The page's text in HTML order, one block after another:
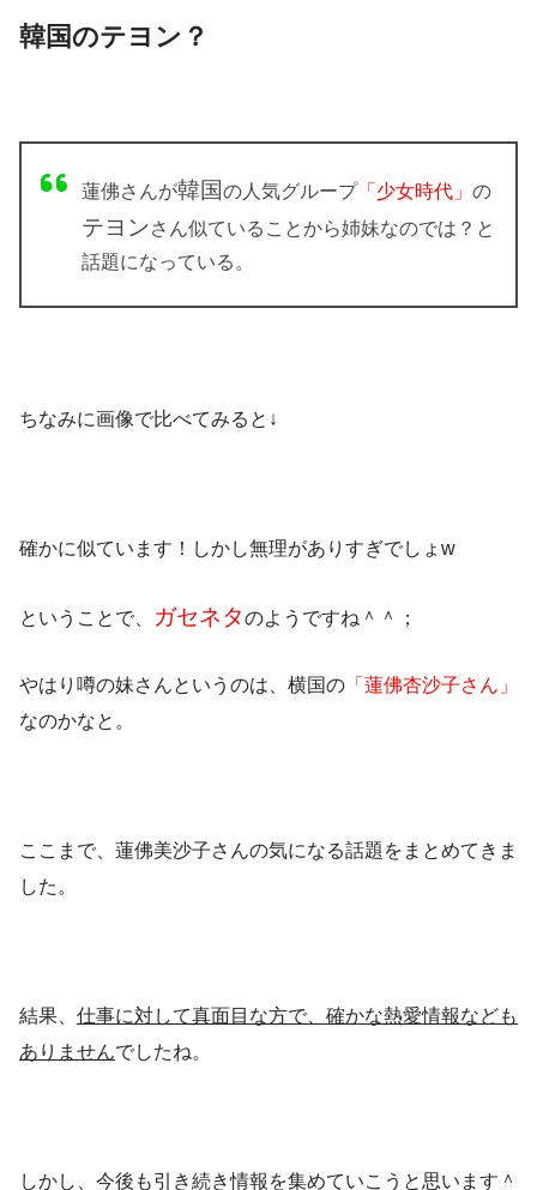
韓国のテヨン？
蓮佛さんが韓国の人気グループ「少女時代」 の
テヨンさん似ていることから姉妹なのでは？と
話題になっている。
ちなみに画像で比べてみると↓
確かに似ています！しかし無理がありすぎでしょw
ということで、 ガセネタのようですね＾＾；
やはり噂の妹さんというのは、横国の 「蓮佛杏沙子さん」
なのかなと。
ここまで、蓮佛美沙子さんの気になる話題をまとめてきま
した。
結果、 仕事に対して真面目な方で、確かな熱愛情報なども
ありませんでしたね。
しかし、今後も引き続き情報を集めていこうと思います＾